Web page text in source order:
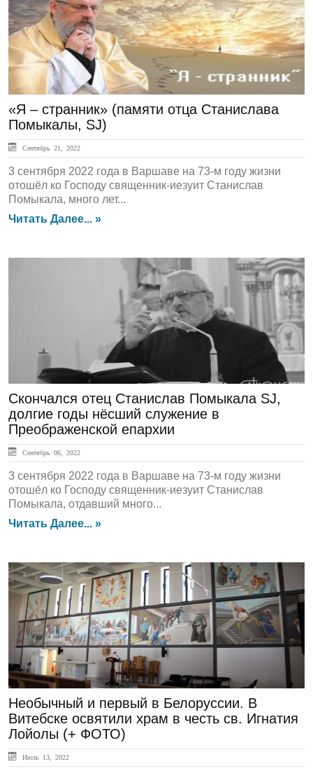
«Я – странник» (памяти отца Станислава
Помыкалы, SJ)
Сентябрь 21, 2022
3 сентября 2022 года в Варшаве на 73-м году жизни
отошёл ко Господу священник-иезуит Станислав
Помыкала, много лет...
Читать Далее... »
Скончался отец Станислав Помыкала SJ,
долгие годы нёсший служение в
Преображенской епархии
Сентябрь 06, 2022
3 сентября 2022 года в Варшаве на 73-м году жизни
отошёл ко Господу священник-иезуит Станислав
Помыкала, отдавший много...
Читать Далее... »
ЛЕНТА НОВОСТЕЙ
Необычный и первый в Белоруссии. В
Витебске освятили храм в честь св. Игнатия
Лойолы (+ ФОТО)
Июль 13, 2022